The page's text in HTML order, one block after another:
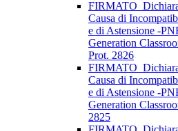
Causa di
e di Astensione -
Generation
Prot. 2826
Causa di
e di Astensione -
Generation
2825